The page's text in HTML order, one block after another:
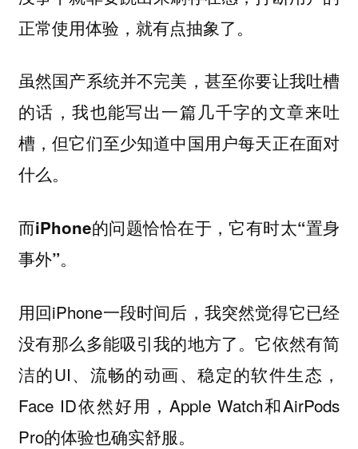
正常使用体验，就有点抽象了。
虽然国产系统并不完美，甚至你要让我吐槽
的话，我也能写出一篇几千字的文章来吐
槽，但它们至少知道中国用户每天正在面对
什么。
而iPhone的问题恰恰在于，它有时太“置身
事外”。
用回iPhone一段时间后，我突然觉得它已经
没有那么多能吸引我的地方了。它依然有简
洁的UI、流畅的动画、稳定的软件生态，
Face ID依然好用，Apple Watch和AirPods
Pro的体验也确实舒服。